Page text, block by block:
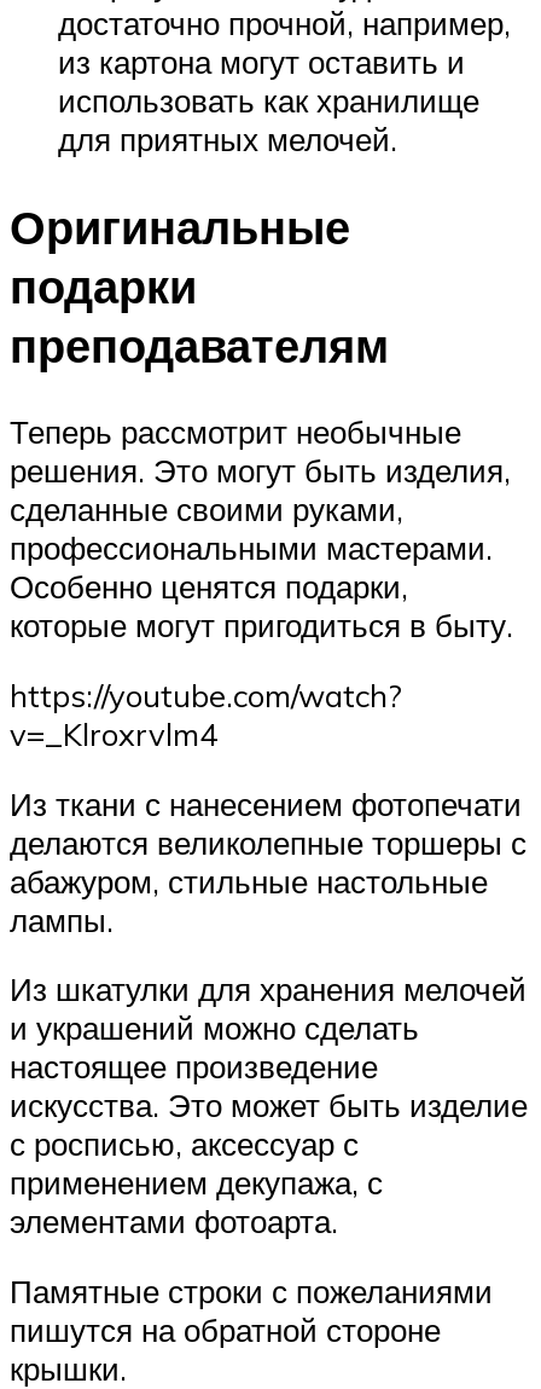
достаточно прочной, например,
из картона могут оставить и
использовать как хранилище
для приятных мелочей.
Оригинальные
подарки
преподавателям
Теперь рассмотрит необычные
решения. Это могут быть изделия,
сделанные своими руками,
профессиональными мастерами.
Особенно ценятся подарки,
которые могут пригодиться в быту.
https://youtube.com/watch?
v=_Klroxrvlm4
Из ткани с нанесением фотопечати
делаются великолепные торшеры с
абажуром, стильные настольные
лампы.
Из шкатулки для хранения мелочей
и украшений можно сделать
настоящее произведение
искусства. Это может быть изделие
с росписью, аксессуар с
применением декупажа, с
элементами фотоарта.
Памятные строки с пожеланиями
пишутся на обратной стороне
крышки.